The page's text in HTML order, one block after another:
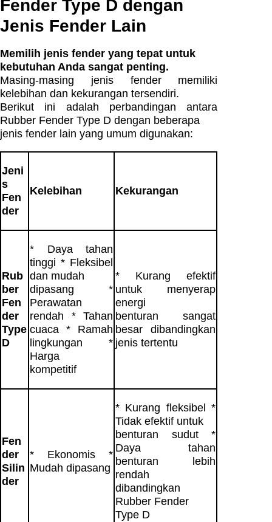
Fender Type D dengan
Jenis Fender Lain
Memilih jenis fender yang tepat untuk
kebutuhan Anda sangat penting.
Masing-masing jenis fender memiliki
kelebihan dan kekurangan tersendiri.
Berikut ini adalah perbandingan antara
Rubber Fender Type D dengan beberapa
jenis fender lain yang umum digunakan:
Jeni
s
Fen
der
Kelebihan Kekurangan
Rub
ber
Fen
der
Type
D
* Daya tahan
tinggi * Fleksibel
dan mudah
dipasang *
Perawatan
rendah * Tahan
cuaca * Ramah
lingkungan *
Harga
kompetitif
* Kurang efektif
untuk menyerap
energi
benturan sangat
besar dibandingkan
jenis tertentu
Fen
der
Silin
der
* Ekonomis *
Mudah dipasang
* Kurang fleksibel *
Tidak efektif untuk
benturan sudut *
Daya tahan
benturan lebih
rendah
dibandingkan
Rubber Fender
Type D